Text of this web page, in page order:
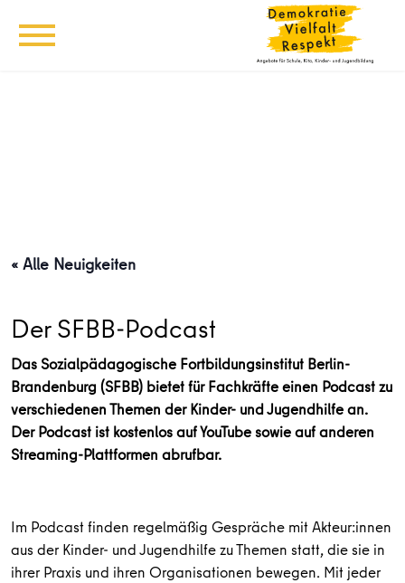
« Alle Neuigkeiten
Der SFBB-Podcast
Das Sozialpädagogische Fortbildungsinstitut Berlin-
Brandenburg (SFBB) bietet für Fachkräfte einen Podcast zu
verschiedenen Themen der Kinder- und Jugendhilfe an.
Der Podcast ist kostenlos auf YouTube sowie auf anderen
Streaming-Plattformen abrufbar.
Im Podcast finden regelmäßig Gespräche mit Akteur:innen
aus der Kinder- und Jugendhilfe zu Themen statt, die sie in
ihrer Praxis und ihren Organisationen bewegen. Mit jeder